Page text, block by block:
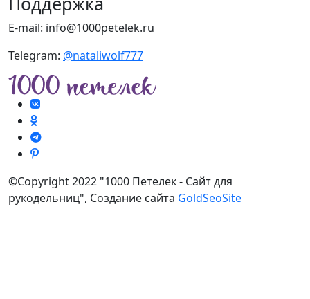
E-mail: info@1000petelek.ru
Telegram: @nataliwolf777
©Copyright 2022 "1000 Петелек - Сайт для
рукодельниц", Создание сайта GoldSeoSite